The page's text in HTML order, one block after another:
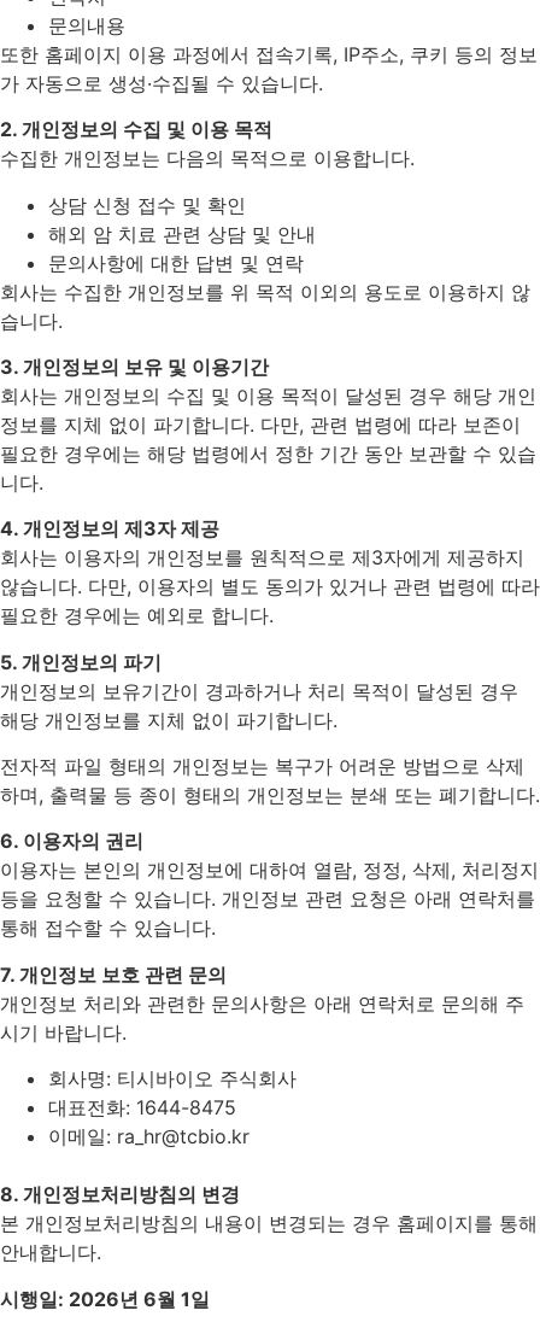
문의내용
또한 홈페이지 이용 과정에서 접속기록, IP주소, 쿠키 등의 정보
가 자동으로 생성·수집될 수 있습니다.
2. 개인정보의 수집 및 이용 목적
수집한 개인정보는 다음의 목적으로 이용합니다.
상담 신청 접수 및 확인
해외 암 치료 관련 상담 및 안내
문의사항에 대한 답변 및 연락
회사는 수집한 개인정보를 위 목적 이외의 용도로 이용하지 않
습니다.
3. 개인정보의 보유 및 이용기간
회사는 개인정보의 수집 및 이용 목적이 달성된 경우 해당 개인
정보를 지체 없이 파기합니다. 다만, 관련 법령에 따라 보존이
필요한 경우에는 해당 법령에서 정한 기간 동안 보관할 수 있습
니다.
4. 개인정보의 제3자 제공
회사는 이용자의 개인정보를 원칙적으로 제3자에게 제공하지
않습니다. 다만, 이용자의 별도 동의가 있거나 관련 법령에 따라
필요한 경우에는 예외로 합니다.
5. 개인정보의 파기
개인정보의 보유기간이 경과하거나 처리 목적이 달성된 경우
해당 개인정보를 지체 없이 파기합니다.
전자적 파일 형태의 개인정보는 복구가 어려운 방법으로 삭제
하며, 출력물 등 종이 형태의 개인정보는 분쇄 또는 폐기합니다.
6. 이용자의 권리
이용자는 본인의 개인정보에 대하여 열람, 정정, 삭제, 처리정지
등을 요청할 수 있습니다. 개인정보 관련 요청은 아래 연락처를
통해 접수할 수 있습니다.
7. 개인정보 보호 관련 문의
개인정보 처리와 관련한 문의사항은 아래 연락처로 문의해 주
시기 바랍니다.
회사명: 티시바이오 주식회사
대표전화: 1644-8475
이메일: ra_hr@tcbio.kr
8. 개인정보처리방침의 변경
본 개인정보처리방침의 내용이 변경되는 경우 홈페이지를 통해
안내합니다.
시행일: 2026년 6월 1일